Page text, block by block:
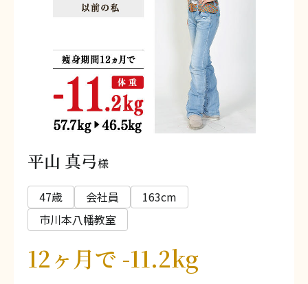
平山 真弓様
47歳 会社員
163cm
市川本八幡教室
12ヶ月で -11.2kg